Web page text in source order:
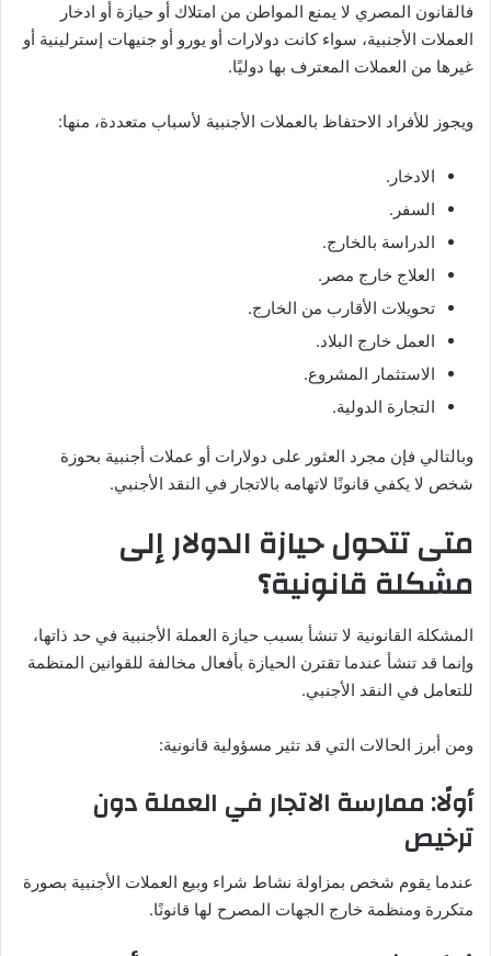
فالقانون المصري لا يمنع المواطن من امتلاك أو حيازة أو ادخار
العملات الأجنبية، سواء كانت دولارات أو يورو أو جنيهات إسترلينية أو
غيرها من العملات المعترف بها دوليًا.
ويجوز للأفراد الاحتفاظ بالعملات الأجنبية لأسباب متعددة، منها:
الادخار.
السفر.
الدراسة بالخارج.
العلاج خارج مصر.
تحويلات الأقارب من الخارج.
العمل خارج البلاد.
الاستثمار المشروع.
التجارة الدولية.
وبالتالي فإن مجرد العثور على دولارات أو عملات أجنبية بحوزة
شخص لا يكفي قانونًا لاتهامه بالاتجار في النقد الأجنبي.
متى تتحول حيازة الدولار إلى
مشكلة قانونية؟
المشكلة القانونية لا تنشأ بسبب حيازة العملة الأجنبية في حد ذاتها،
وإنما قد تنشأ عندما تقترن الحيازة بأفعال مخالفة للقوانين المنظمة
للتعامل في النقد الأجنبي.
ومن أبرز الحالات التي قد تثير مسؤولية قانونية:
أولًا: ممارسة الاتجار في العملة دون
ترخيص
عندما يقوم شخص بمزاولة نشاط شراء وبيع العملات الأجنبية بصورة
متكررة ومنظمة خارج الجهات المصرح لها قانونًا.